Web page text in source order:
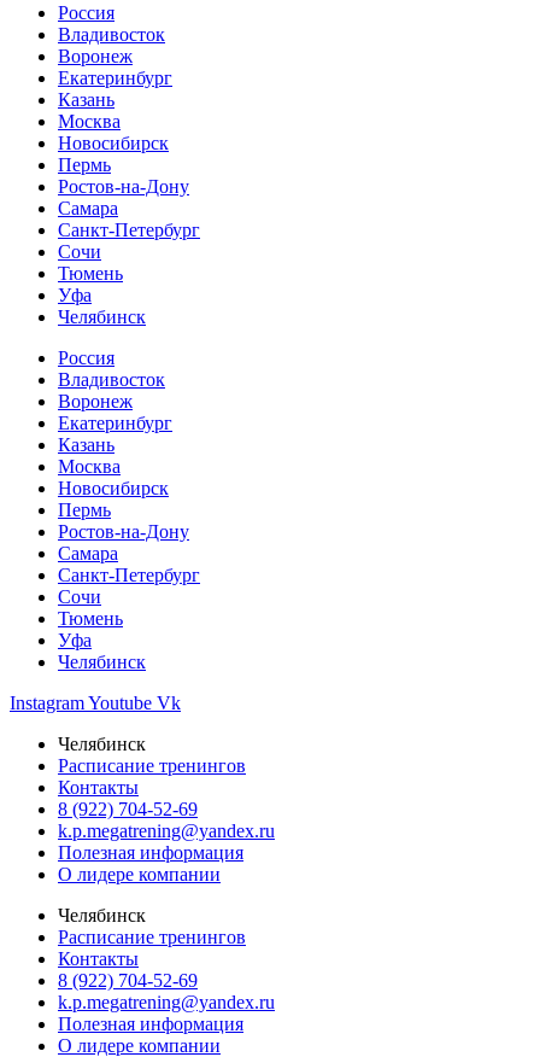
Россия
Владивосток
Воронеж
Екатеринбург
Казань
Москва
Новосибирск
Пермь
Ростов-на-Дону
Самара
Санкт-Петербург
Сочи
Тюмень
Уфа
Челябинск
Россия
Владивосток
Воронеж
Екатеринбург
Казань
Москва
Новосибирск
Пермь
Ростов-на-Дону
Самара
Санкт-Петербург
Сочи
Тюмень
Уфа
Челябинск
InstagramYoutube Vk
Челябинск
Расписание тренингов
Контакты
8 (922) 704-52-69
k.p.megatrening@yandex.ru
Полезная информация
О лидере компании
Челябинск
Расписание тренингов
Контакты
8 (922) 704-52-69
k.p.megatrening@yandex.ru
Полезная информация
О лидере компании